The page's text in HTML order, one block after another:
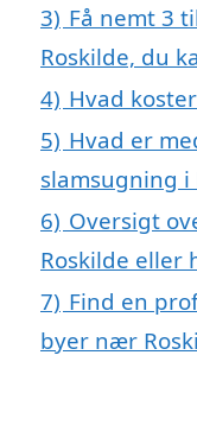
3) Få nemt 3
Roskilde, du
4) Hvad
5) Hvad er
slamsugning i
6) Oversigt
Roskilde eller
7) Find en
byer nær